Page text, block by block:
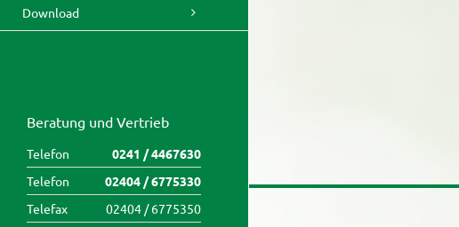
Download
Beratung und Vertrieb
Telefon
0241 / 4467630
Telefon
02404 / 6775330
Telefax
02404 / 6775350